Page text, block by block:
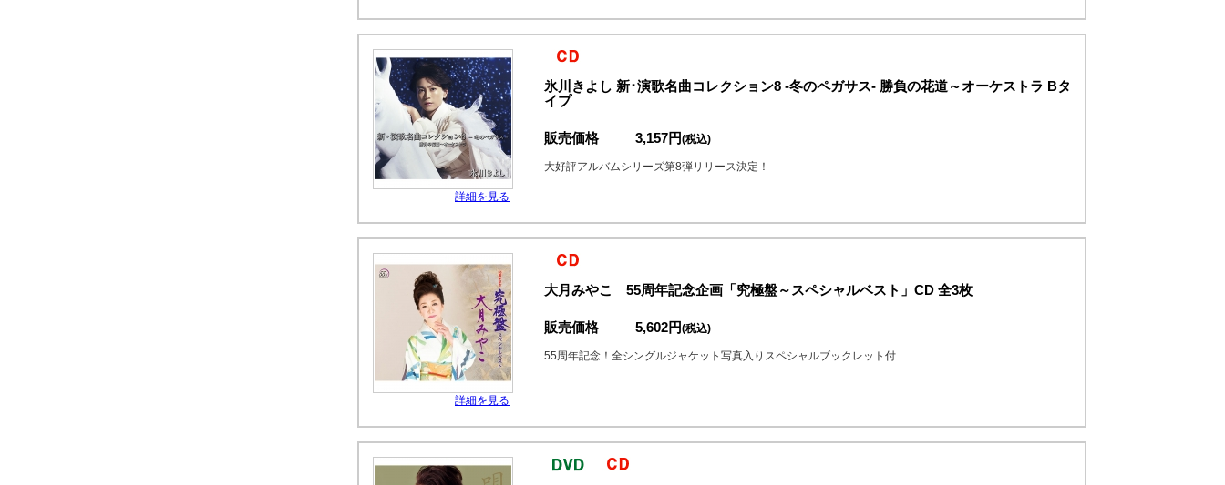
詳細を見る
氷川きよし 新･演歌名曲コレクション8 -冬のペガサス- 勝負の花道～オーケストラ Bタ
イプ
販売価格 3,157円(税込)
大好評アルバムシリーズ第8弾リリース決定！
詳細を見る
大月みやこ 55周年記念企画「究極盤～スペシャルベスト」CD 全3枚
販売価格 5,602円(税込)
55周年記念！全シングルジャケット写真入りスペシャルブックレット付